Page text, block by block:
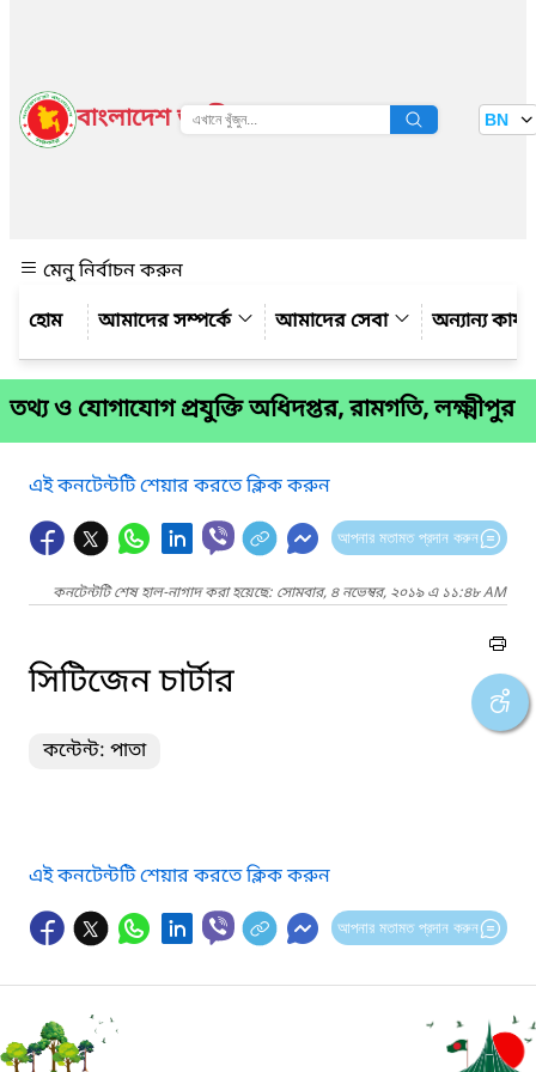
বাংলাদেশ জাতীয় তথ্য বাতায়ন BN
মেনু নির্বাচন করুন
আমাদের সম্পর্কে
আমাদের সেবা অন্যান্য
তথ্য ও যোগাযোগ প্রযুক্তি অধিদপ্তর, রামগতি, লক্ষ্মীপুর
এই কনটেন্টটি শেয়ার করতে ক্লিক করুন
আপনার মতামত প্রদান করুন
কনটেন্টটি শেষ হাল-নাগাদ করা হয়েছে: সোমবার, ৪ নভেম্বর, ২০১৯ এ ১১:৪৮ AM
সিটিজেন চার্টার
কন্টেন্ট: পাতা
এই কনটেন্টটি শেয়ার করতে ক্লিক করুন
আপনার মতামত প্রদান করুন